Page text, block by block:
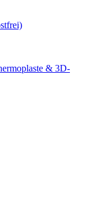
& 3D-